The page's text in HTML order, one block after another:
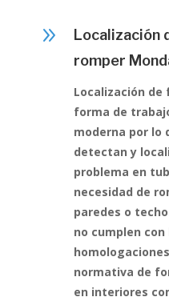
9
Localización
romper
Localización
forma de
moderna por lo
detectan y
problema en
necesidad de
paredes o
no cumplen
normativa de
en interiores